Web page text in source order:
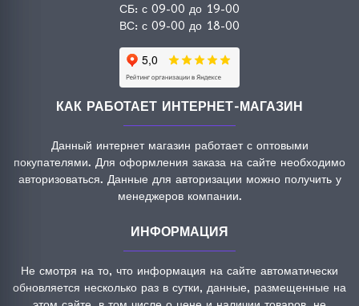
СБ: с 09-00 до 19-00
ВС: с 09-00 до 18-00
КАК РАБОТАЕТ ИНТЕРНЕТ-МАГАЗИН
Данный интернет магазин работает с оптовыми
покупателями. Для оформления заказа на сайте необходимо
авторизоваться. Данные для авторизации можно получить у
менеджеров компании.
ИНФОРМАЦИЯ
Не смотря на то, что информация на сайте автоматически
обновляется несколько раз в сутки, данные, размещенные на